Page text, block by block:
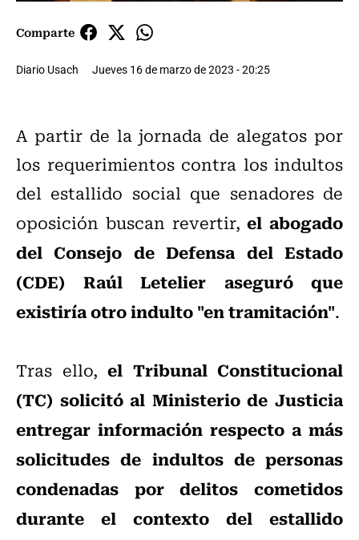
Comparte
Diario Usach Jueves 16 de marzo de 2023 - 20:25
A partir de la jornada de alegatos por
los requerimientos contra los indultos
del estallido social que senadores de
oposición buscan revertir,el abogado
del Consejo de Defensa del Estado
(CDE) Raúl Letelier aseguró que
existiría otro indulto "en tramitación".
Tras ello, el Tribunal Constitucional
(TC) solicitó al Ministerio de Justicia
entregar información respecto a más
solicitudes de indultos de personas
condenadas por delitos cometidos
durante el contexto del estallido